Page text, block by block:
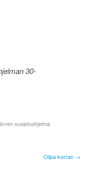
30-
suojeluohjelma
Olipa kerran →